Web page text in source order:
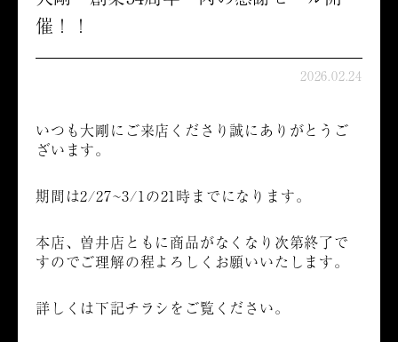
催！！
2026.02.24
いつも大剛にご来店くださり誠にありがとうご
ざいます。
期間は2/27~3/1の21時までになります。
本店、曽井店ともに商品がなくなり次第終了で
すのでご理解の程よろしくお願いいたします。
詳しくは下記チラシをご覧ください。